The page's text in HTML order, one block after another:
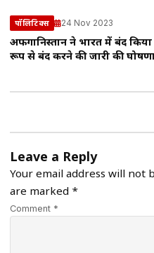
पॉलिटिक्स 24 Nov 2023
अफगानिस्तान ने भारत में बंद
रूप से बंद करने की जारी की
Leave a Reply
Your email address will not
are marked *
Comment *